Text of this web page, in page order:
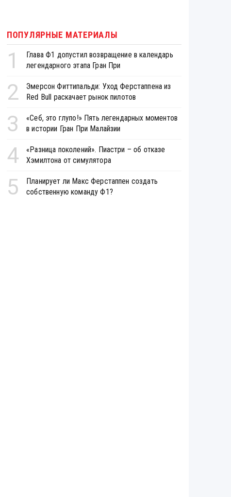
ПОПУЛЯРНЫЕ МАТЕРИАЛЫ
1
Глава Ф1 допустил возвращение в календарь
легендарного этапа Гран При
2
Эмерсон Фиттипальди: Уход Ферстаппена из
Red Bull раскачает рынок пилотов
3
«Себ, это глупо!» Пять легендарных моментов
в истории Гран При Малайзии
4
«Разница поколений». Пиастри – об отказе
Хэмилтона от симулятора
5
Планирует ли Макс Ферстаппен создать
собственную команду Ф1?